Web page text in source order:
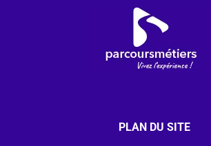
PLAN DU SITE